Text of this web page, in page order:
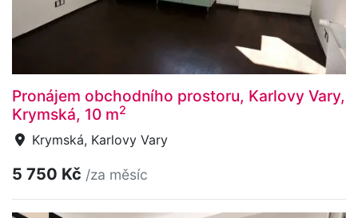
Pronájem obchodního prostoru, Karlovy Vary,
Krymská, 10 m2
Krymská, Karlovy Vary
5 750 Kč /za měsíc